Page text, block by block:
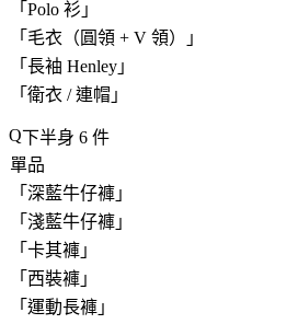
「 Polo 衫 」
「 毛衣（圓領 + V 領） 」
「 長袖 Henley 」
「 衛衣 / 連帽 」
下半身 6 件
單品
「 深藍牛仔褲 」
「 淺藍牛仔褲 」
「 卡其褲 」
「 西裝褲 」
「 運動長褲 」